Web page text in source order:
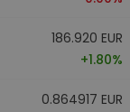
186.920 EUR
+1.80%
0.864917 EUR